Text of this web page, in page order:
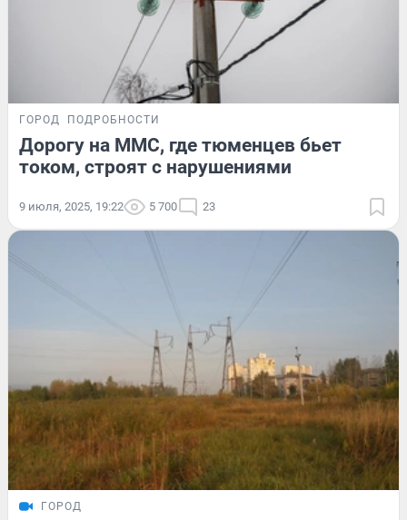
ГОРОД ПОДРОБНОСТИ
Дорогу на ММС, где тюменцев бьет
током, строят с нарушениями
9 июля, 2025, 19:22 5 700 23
ГОРОД